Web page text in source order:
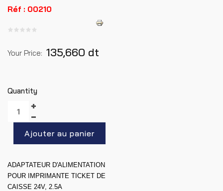
Réf : 00210
Your Price: 135,660 dt
Quantity
ADAPTATEUR D'ALIMENTATION
POUR IMPRIMANTE TICKET DE
CAISSE 24V, 2.5A